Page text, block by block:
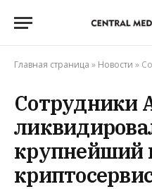
Главная страница » Новости »
Сотрудники
крупнейший